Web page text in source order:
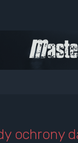
ochrony